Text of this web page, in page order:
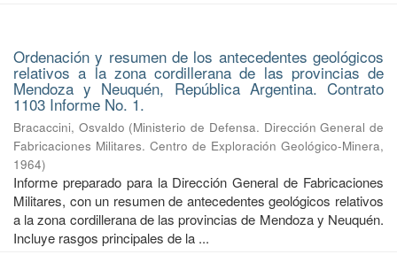
Ordenación y resumen de los antecedentes geológicos
relativos a la zona cordillerana de las provincias de
Mendoza y Neuquén, República Argentina. Contrato
1103 Informe No. 1.
Bracaccini, Osvaldo (Ministerio de Defensa. Dirección General de
Fabricaciones Militares. Centro de Exploración Geológico-Minera,
1964)
Informe preparado para la Dirección General de Fabricaciones
Militares, con un resumen de antecedentes geológicos relativos
a la zona cordillerana de las provincias de Mendoza y Neuquén.
Incluye rasgos principales de la ...